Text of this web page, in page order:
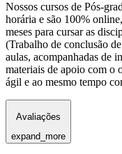
Nossos cursos de Pós-
horária e são 100%
meses para cursar as
(Trabalho de conclusão
aulas, acompanhadas de
materiais de apoio com o
ágil e ao mesmo tempo
Avaliações
expand_more